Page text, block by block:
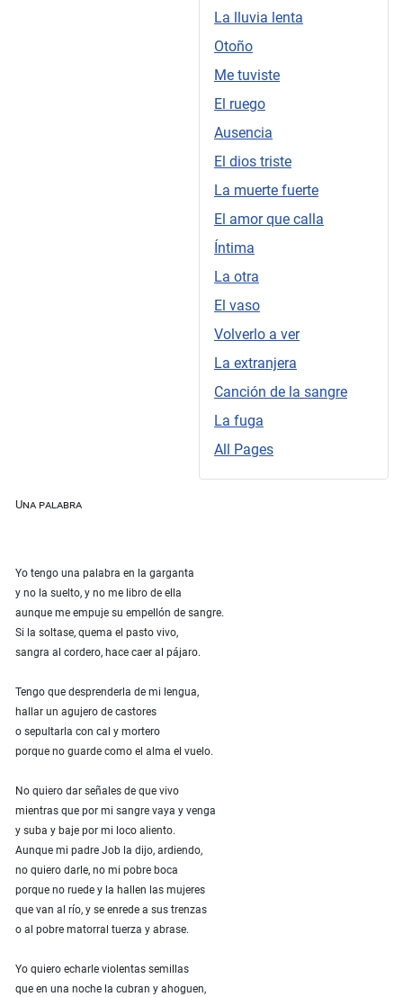
La lluvia lenta
Otoño
Me tuviste
El ruego
Ausencia
El dios triste
La muerte fuerte
El amor que calla
Íntima
La otra
El vaso
Volverlo a ver
La extranjera
Canción de la sangre
La fuga
All Pages
Una palabra
Yo tengo una palabra en la garganta
y no la suelto, y no me libro de ella
aunque me empuje su empellón de sangre.
Si la soltase, quema el pasto vivo,
sangra al cordero, hace caer al pájaro.
Tengo que desprenderla de mi lengua,
hallar un agujero de castores
o sepultarla con cal y mortero
porque no guarde como el alma el vuelo.
No quiero dar señales de que vivo
mientras que por mi sangre vaya y venga
y suba y baje por mi loco aliento.
Aunque mi padre Job la dijo, ardiendo,
no quiero darle, no mi pobre boca
porque no ruede y la hallen las mujeres
que van al río, y se enrede a sus trenzas
o al pobre matorral tuerza y abrase.
Yo quiero echarle violentas semillas
que en una noche la cubran y ahoguen,